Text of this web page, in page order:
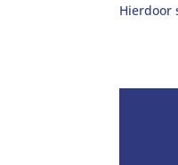
Hierdoor